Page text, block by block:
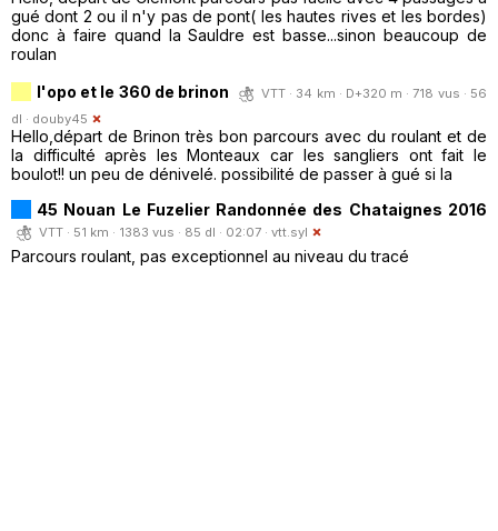
gué dont 2 ou il n'y pas de pont( les hautes rives et les bordes)
donc à faire quand la Sauldre est basse...sinon beaucoup de
roulan
l'opo et le 360 de brinon
VTT · 34 km · D+320 m · 718 vus · 56
dl · douby45
Hello,départ de Brinon très bon parcours avec du roulant et de
la difficulté après les Monteaux car les sangliers ont fait le
boulot!! un peu de dénivelé. possibilité de passer à gué si la
45 Nouan Le Fuzelier Randonnée des Chataignes 2016
VTT · 51 km · 1383 vus · 85 dl · 02:07 · vtt.syl
Parcours roulant, pas exceptionnel au niveau du tracé